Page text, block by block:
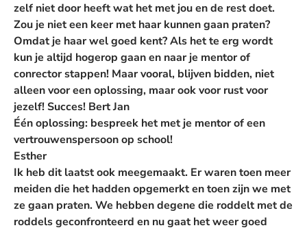
zelf niet door heeft wat het met jou en de rest doet.
Zou je niet een keer met haar kunnen gaan praten?
Omdat je haar wel goed kent? Als het te erg wordt
kun je altijd hogerop gaan en naar je mentor of
conrector stappen! Maar vooral, blijven bidden, niet
alleen voor een oplossing, maar ook voor rust voor
jezelf! Succes! Bert Jan
Één oplossing: bespreek het met je mentor of een
vertrouwenspersoon op school!
Esther
Ik heb dit laatst ook meegemaakt. Er waren toen meer
meiden die het hadden opgemerkt en toen zijn we met
ze gaan praten. We hebben degene die roddelt met de
roddels geconfronteerd en nu gaat het weer goed